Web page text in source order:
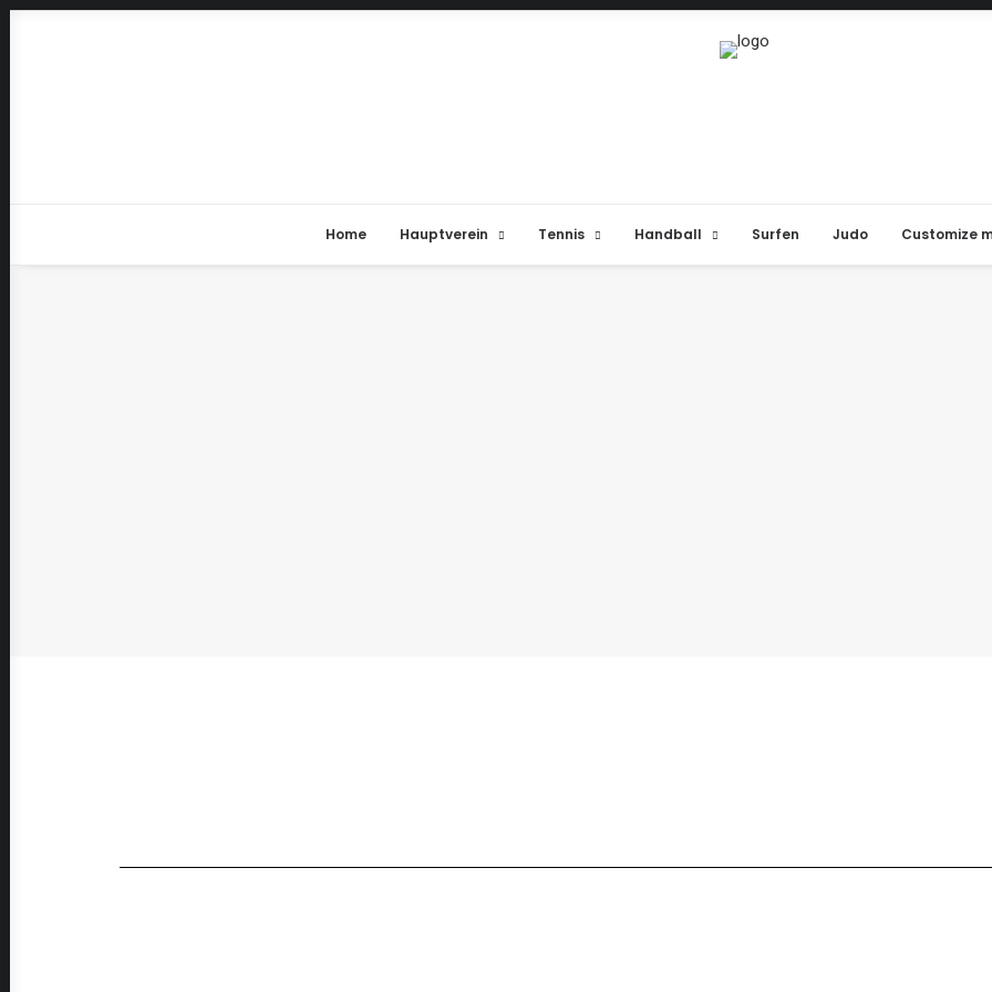
Home Hauptverein Tennis Handball Surfen Judo Customize